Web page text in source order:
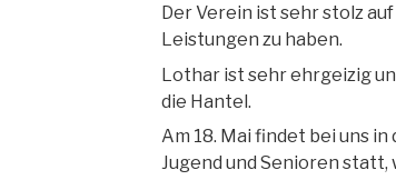
Der Verein ist sehr stolz
Leistungen zu haben.
Lothar ist sehr ehrgeizig
die Hantel.
Am 18. Mai findet bei uns
Jugend und Senioren